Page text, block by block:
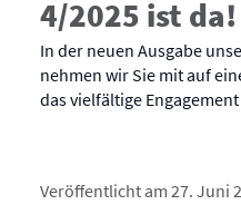
4/2025 ist da!
In der neuen Ausgabe
nehmen wir Sie mit auf
das vielfältige
Veröffentlicht am 27. Juni